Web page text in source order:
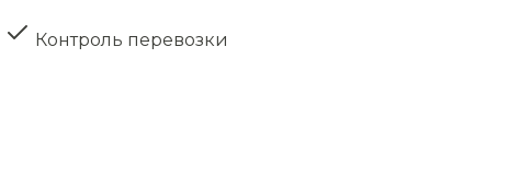
Контроль перевозки